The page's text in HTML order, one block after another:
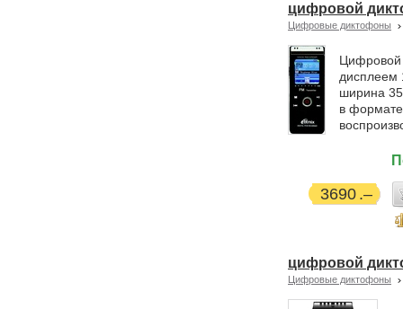
цифровой
Цифровые диктофоны
Цифровой
дисплеем
ширина
в
3690
цифровой
Цифровые диктофоны